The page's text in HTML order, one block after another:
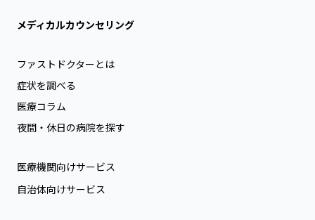
メディカルカウンセリング
ファストドクターとは
症状を調べる
医療コラム
夜間・休日の病院を探す
医療機関向けサービス
自治体向けサービス